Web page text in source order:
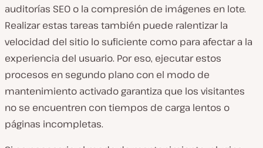
auditorías SEO o la compresión de imágenes en lote.
Realizar estas tareas también puede ralentizar la
velocidad del sitio lo suficiente como para afectar a la
experiencia del usuario. Por eso, ejecutar estos
procesos en segundo plano con el modo de
mantenimiento activado garantiza que los visitantes
no se encuentren con tiempos de carga lentos o
páginas incompletas.